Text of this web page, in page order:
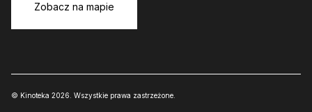
Zobacz na mapie
© Kinoteka 2026. Wszystkie prawa zastrzeżone.